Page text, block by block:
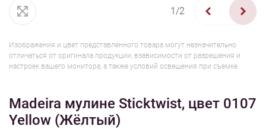
1/2
Изображения и цвет представленного товара могут незначительно
отличаться от оригинала продукции, взависимости от разрешения и
настроек вашего монитора, а также условий освещения при съемке
Madeira мулине Sticktwist, цвет 0107
Yellow (Жёлтый)